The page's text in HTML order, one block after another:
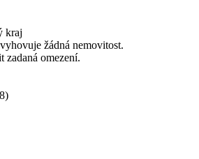
kraj
žádná nemovitost.
zadaná omezení.